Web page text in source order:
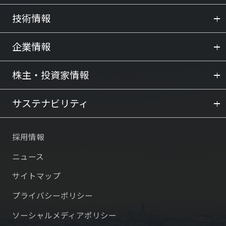
技術情報
企業情報
株主・投資家情報
サステナビリティ
採用情報
ニュース
サイトマップ
プライバシーポリシー
ソーシャルメディアポリシー